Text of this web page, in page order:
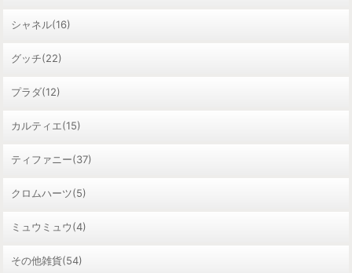
シャネル(16)
グッチ(22)
プラダ(12)
カルティエ(15)
ティファニー(37)
クロムハーツ(5)
ミュウミュウ(4)
その他雑貨(54)